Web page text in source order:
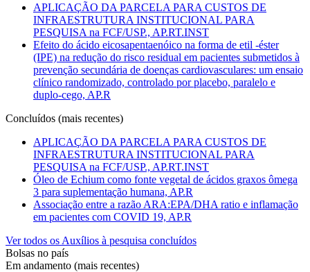
APLICAÇÃO DA PARCELA PARA CUSTOS DE
INFRAESTRUTURA INSTITUCIONAL PARA
PESQUISA na FCF/USP., AP.RT.INST
Efeito do ácido eicosapentaenóico na forma de etil -éster
(IPE) na redução do risco residual em pacientes submetidos à
prevenção secundária de doenças cardiovasculares: um ensaio
clínico randomizado, controlado por placebo, paralelo e
duplo-cego, AP.R
Concluídos (mais recentes)
APLICAÇÃO DA PARCELA PARA CUSTOS DE
INFRAESTRUTURA INSTITUCIONAL PARA
PESQUISA na FCF/USP., AP.RT.INST
Óleo de Echium como fonte vegetal de ácidos graxos ômega
3 para suplementação humana, AP.R
Associação entre a razão ARA:EPA/DHA ratio e inflamação
em pacientes com COVID 19, AP.R
Ver todos os Auxílios à pesquisa concluídos
Bolsas no país
Em andamento (mais recentes)